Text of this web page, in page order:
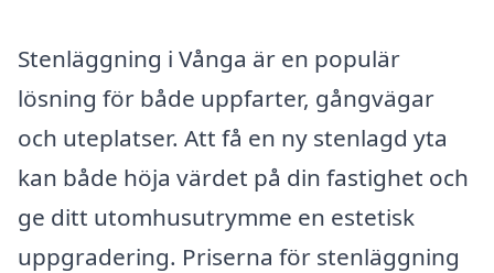
Stenläggning i Vånga är en populär
lösning för både uppfarter, gångvägar
och uteplatser. Att få en ny stenlagd yta
kan både höja värdet på din fastighet och
ge ditt utomhusutrymme en estetisk
uppgradering. Priserna för stenläggning